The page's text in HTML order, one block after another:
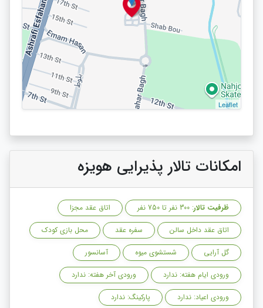
Leaflet
امکانات تالار پذیرایی هویزه
ظرفیت تالار: 300 نفر تا 750 نفر
اتاق عقد مجزا
اتاق عقد داخل سالن
سفره عقد
محل بازی کودک
گل آرایی
شستشوی میوه
آسانسور
ورودی ایام هفته: ندارد
ورودی آخر هفته: ندارد
ورودی اعیاد: ندارد
پارکینگ: ندارد